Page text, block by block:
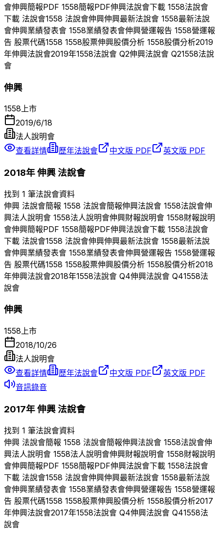
會伸興簡報PDF 1558簡報PDF伸興法說會下載 1558法說會
下載 法說會1558 法說會伸興伸興最新法說會 1558最新法說
會伸興業績發表會 1558業績發表會伸興營運報告 1558營運報
告 股票代碼1558 1558股票伸興股價分析 1558股價分析2019
年伸興法說會2019年1558法說會 Q2伸興法說會 Q21558法說
會
伸興
1558上市
2019/6/18
法人說明會
查看詳情
歷年法說會 中文版 PDF 英文版 PDF
2018年伸興法說會
找到 1 筆法說會資料
伸興 法說會簡報 1558 法說會簡報伸興法說會 1558法說會伸
興法人說明會 1558法人說明會伸興財報說明會 1558財報說明
會伸興簡報PDF 1558簡報PDF伸興法說會下載 1558法說會
下載 法說會1558 法說會伸興伸興最新法說會 1558最新法說
會伸興業績發表會 1558業績發表會伸興營運報告 1558營運報
告 股票代碼1558 1558股票伸興股價分析 1558股價分析2018
年伸興法說會2018年1558法說會 Q4伸興法說會 Q41558法
說會
伸興
1558上市
2018/10/26
法人說明會
查看詳情
歷年法說會 中文版 PDF
英文版 PDF
音訊錄音
2017年伸興法說會
找到 1 筆法說會資料
伸興 法說會簡報 1558 法說會簡報伸興法說會 1558法說會伸
興法人說明會 1558法人說明會伸興財報說明會 1558財報說明
會伸興簡報PDF 1558簡報PDF伸興法說會下載 1558法說會
下載 法說會1558 法說會伸興伸興最新法說會 1558最新法說
會伸興業績發表會 1558業績發表會伸興營運報告 1558營運報
告 股票代碼1558 1558股票伸興股價分析 1558股價分析2017
年伸興法說會2017年1558法說會 Q4伸興法說會 Q41558法
說會